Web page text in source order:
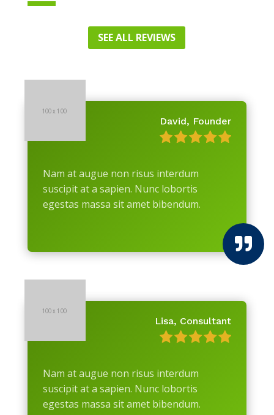
SEE ALL REVIEWS
David, Founder
Nam at augue non risus interdum
suscipit at a sapien. Nunc lobortis
egestas massa sit amet bibendum.

Lisa, Consultant
Nam at augue non risus interdum
suscipit at a sapien. Nunc lobortis
egestas massa sit amet bibendum.